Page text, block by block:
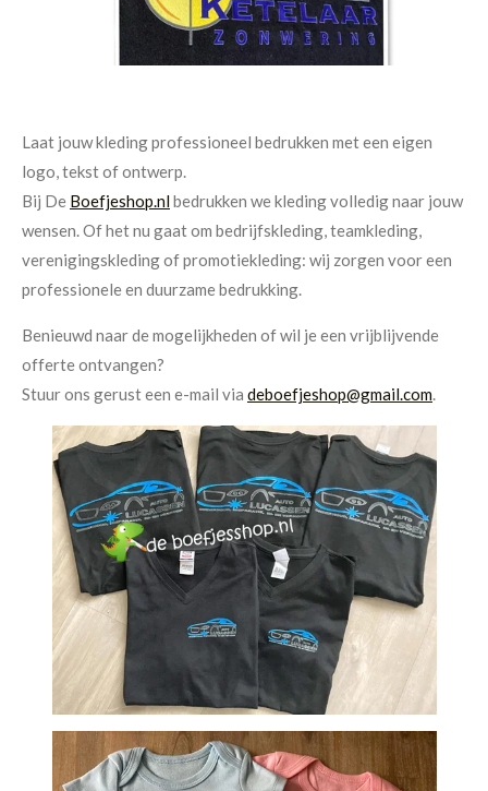
Laat jouw kleding professioneel bedrukken met een eigen
logo, tekst of ontwerp.
Bij De Boefjeshop.nlbedrukken we kleding volledig naar jouw
wensen. Of het nu gaat om bedrijfskleding, teamkleding,
verenigingskleding of promotiekleding: wij zorgen voor een
professionele en duurzame bedrukking.
Benieuwd naar de mogelijkheden of wil je een vrijblijvende
offerte ontvangen?
Stuur ons gerust een e-mail via deboefjeshop@gmail.com.